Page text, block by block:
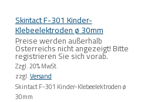
Skintact F-301 Kinder-
Klebeelektroden ø 30mm
Preise werden außerhalb
Österreichs nicht angezeigt! Bitte
registrieren Sie sich vorab.
Zzgl. 20% MwSt.
zzgl.Versand
Skintact F-301 Kinder-Klebeelektroden ø
30mm